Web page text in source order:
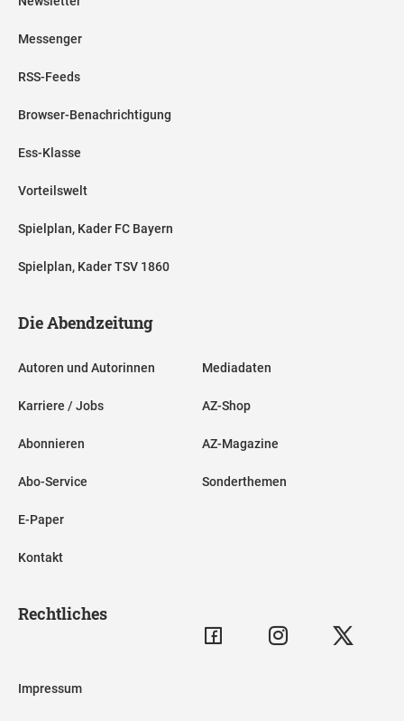
Messenger
RSS-Feeds
Browser-Benachrichtigung
Ess-Klasse
Vorteilswelt
Spielplan, Kader FC Bayern
Spielplan, Kader TSV 1860
Die Abendzeitung
Autoren und Autorinnen
Karriere / Jobs
Abonnieren
Abo-Service
E-Paper
Kontakt
Mediadaten
AZ-Shop
AZ-Magazine
Sonderthemen
Rechtliches
Impressum